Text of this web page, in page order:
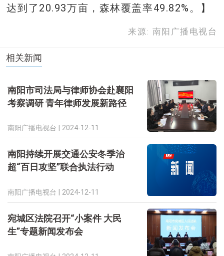
达到了20.93万亩，森林覆盖率49.82%。】
来源: 南阳广播电视台
相关新闻
南阳市司法局与律师协会赴襄阳
考察调研 青年律师发展新路径
南阳广播电视台 | 2024-12-11
南阳持续开展交通公安冬季治
超“百日攻坚”联合执法行动
南阳广播电视台 | 2024-12-11
宛城区法院召开“小案件 大民
生”专题新闻发布会